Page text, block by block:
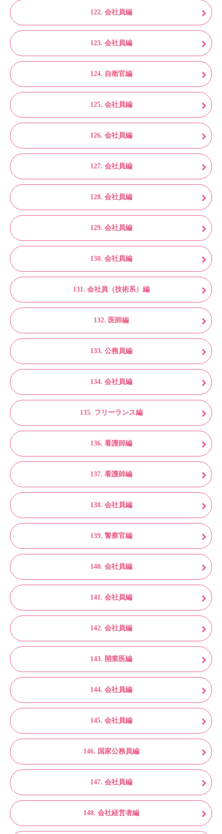
122. 会社員編
123. 会社員編
124. 自衛官編
125. 会社員編
126. 会社員編
127. 会社員編
128. 会社員編
129. 会社員編
130. 会社員編
131. 会社員（技術系）編
132. 医師編
133. 公務員編
134. 会社員編
135. フリーランス編
136. 看護師編
137. 看護師編
138. 会社員編
139. 警察官編
140. 会社員編
141. 会社員編
142. 会社員編
143. 開業医編
144. 会社員編
145. 会社員編
146. 国家公務員編
147. 会社員編
148. 会社経営者編